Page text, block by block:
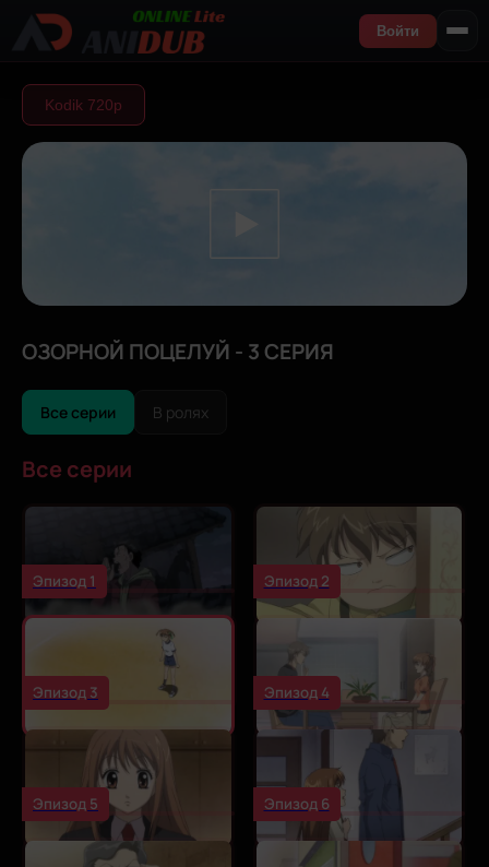
Войти
Kodik 720р
ОЗОРНОЙ ПОЦЕЛУЙ - 3 СЕРИЯ
Все серии В ролях
Все серии
Эпизод 1 Эпизод 2
Эпизод 3 Эпизод 4
Эпизод 5 Эпизод 6